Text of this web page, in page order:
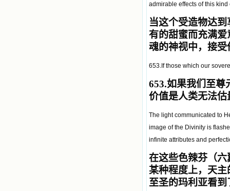
admirable effects of this kind
当这个受造物达
有的甜蜜而充满
魂的神视中，接
653.If those which our
653.如果我们至尊
价值是人类无法估
The light communicated to
image of the Divinity is
infinite attributes and
在这些色辣芬（
某种程度上，天
至圣的玛利亚看